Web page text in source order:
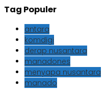
Tag Populer
antara
komdigi
derap nusantara
manadones
menyapa nusantara
manado